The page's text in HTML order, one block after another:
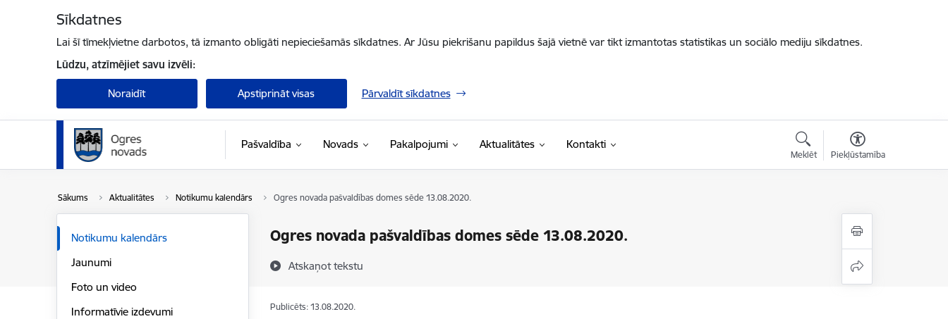
Sīkdatnes
Lai šī tīmekļvietne darbotos, tā izmanto obligāti nepieciešamās sīkdatnes. Ar Jūsu piekrišanu papildus šajā vietnē var tikt izmantotas statistikas un sociālo mediju sīkdatnes.
Lūdzu, atzīmējiet savu izvēli:
Noraidīt Apstiprināt visas Pārvaldīt sīkdatnes
Pašvaldība Novads Pakalpojumi Aktualitātes Kontakti
Meklēt Piekļūstamība
Sākums Aktualitātes Notikumu kalendārs Ogres novada pašvaldības domes sēde 13.08.2020.
Ogres novada pašvaldības domes sēde 13.08.2020.
Atskaņot tekstu
Notikumu kalendārs
Jaunumi
Foto un video
Informatīvie izdevumi
Publicēts: 13.08.2020.